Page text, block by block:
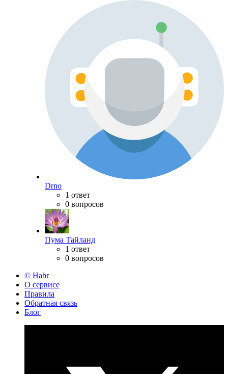
Drno
1 ответ
0 вопросов
Пума Тайланд
1 ответ
0 вопросов
© Habr
О сервисе
Правила
Обратная связь
Блог